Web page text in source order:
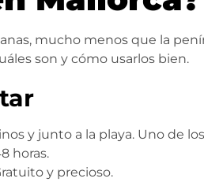
mucho menos que la
son y cómo usarlos bien.
y junto a la playa. Uno de
horas.
y precioso.